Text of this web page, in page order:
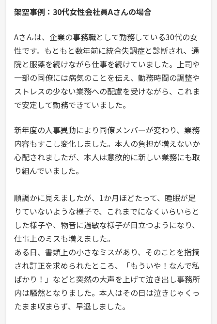
架空事例：30代女性会社員Aさんの場合
Aさんは、企業の事務職として勤務している30代の女
性です。もともと数年前に統合失調症と診断され、通
院と服薬を続けながら仕事を続けていました。上司や
一部の同僚には病気のことを伝え、勤務時間の調整や
ストレスの少ない業務への配慮を受けながら、これま
で安定して勤務できていました。
新年度の人事異動により同僚メンバーが変わり、業務
内容もすこし変化しました。本人の負担が増えないか
心配されましたが、本人は意欲的に新しい業務にも取
り組んでいました。
順調かに見えましたが、1か月ほどたって、睡眠が足
りていないような様子で、これまでになくいらいらと
した様子や、物音に過敏な様子が目立つようになり、
仕事上のミスも増えました。
ある日、書類上の小さなミスがあり、そのことを指摘
され訂正を求められたところ、「もういや！なんで私
ばかり！」などと突然の大声を上げて泣き出し事務所
内は騒然となりました。本人はその日は泣きじゃくっ
たまま収まらず、早退しました。